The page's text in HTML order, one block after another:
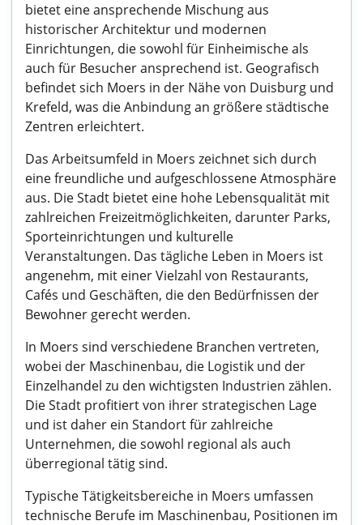
bietet eine ansprechende Mischung aus
historischer Architektur und modernen
Einrichtungen, die sowohl für Einheimische als
auch für Besucher ansprechend ist. Geografisch
befindet sich Moers in der Nähe von Duisburg und
Krefeld, was die Anbindung an größere städtische
Zentren erleichtert.
Das Arbeitsumfeld in Moers zeichnet sich durch
eine freundliche und aufgeschlossene Atmosphäre
aus. Die Stadt bietet eine hohe Lebensqualität mit
zahlreichen Freizeitmöglichkeiten, darunter Parks,
Sporteinrichtungen und kulturelle
Veranstaltungen. Das tägliche Leben in Moers ist
angenehm, mit einer Vielzahl von Restaurants,
Cafés und Geschäften, die den Bedürfnissen der
Bewohner gerecht werden.
In Moers sind verschiedene Branchen vertreten,
wobei der Maschinenbau, die Logistik und der
Einzelhandel zu den wichtigsten Industrien zählen.
Die Stadt profitiert von ihrer strategischen Lage
und ist daher ein Standort für zahlreiche
Unternehmen, die sowohl regional als auch
überregional tätig sind.
Typische Tätigkeitsbereiche in Moers umfassen
technische Berufe im Maschinenbau, Positionen im